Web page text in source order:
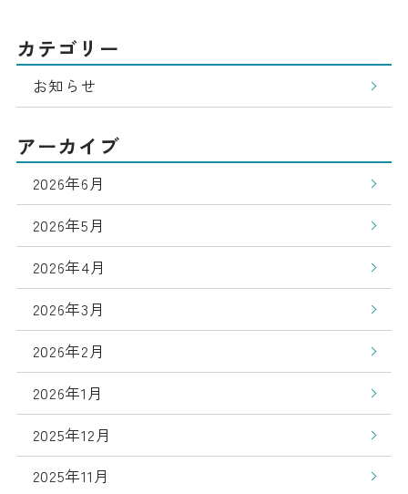
カテゴリー
お知らせ
アーカイブ
2026年6月
2026年5月
2026年4月
2026年3月
2026年2月
2026年1月
2025年12月
2025年11月